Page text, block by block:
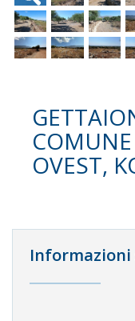
OVEST,
Informazioni